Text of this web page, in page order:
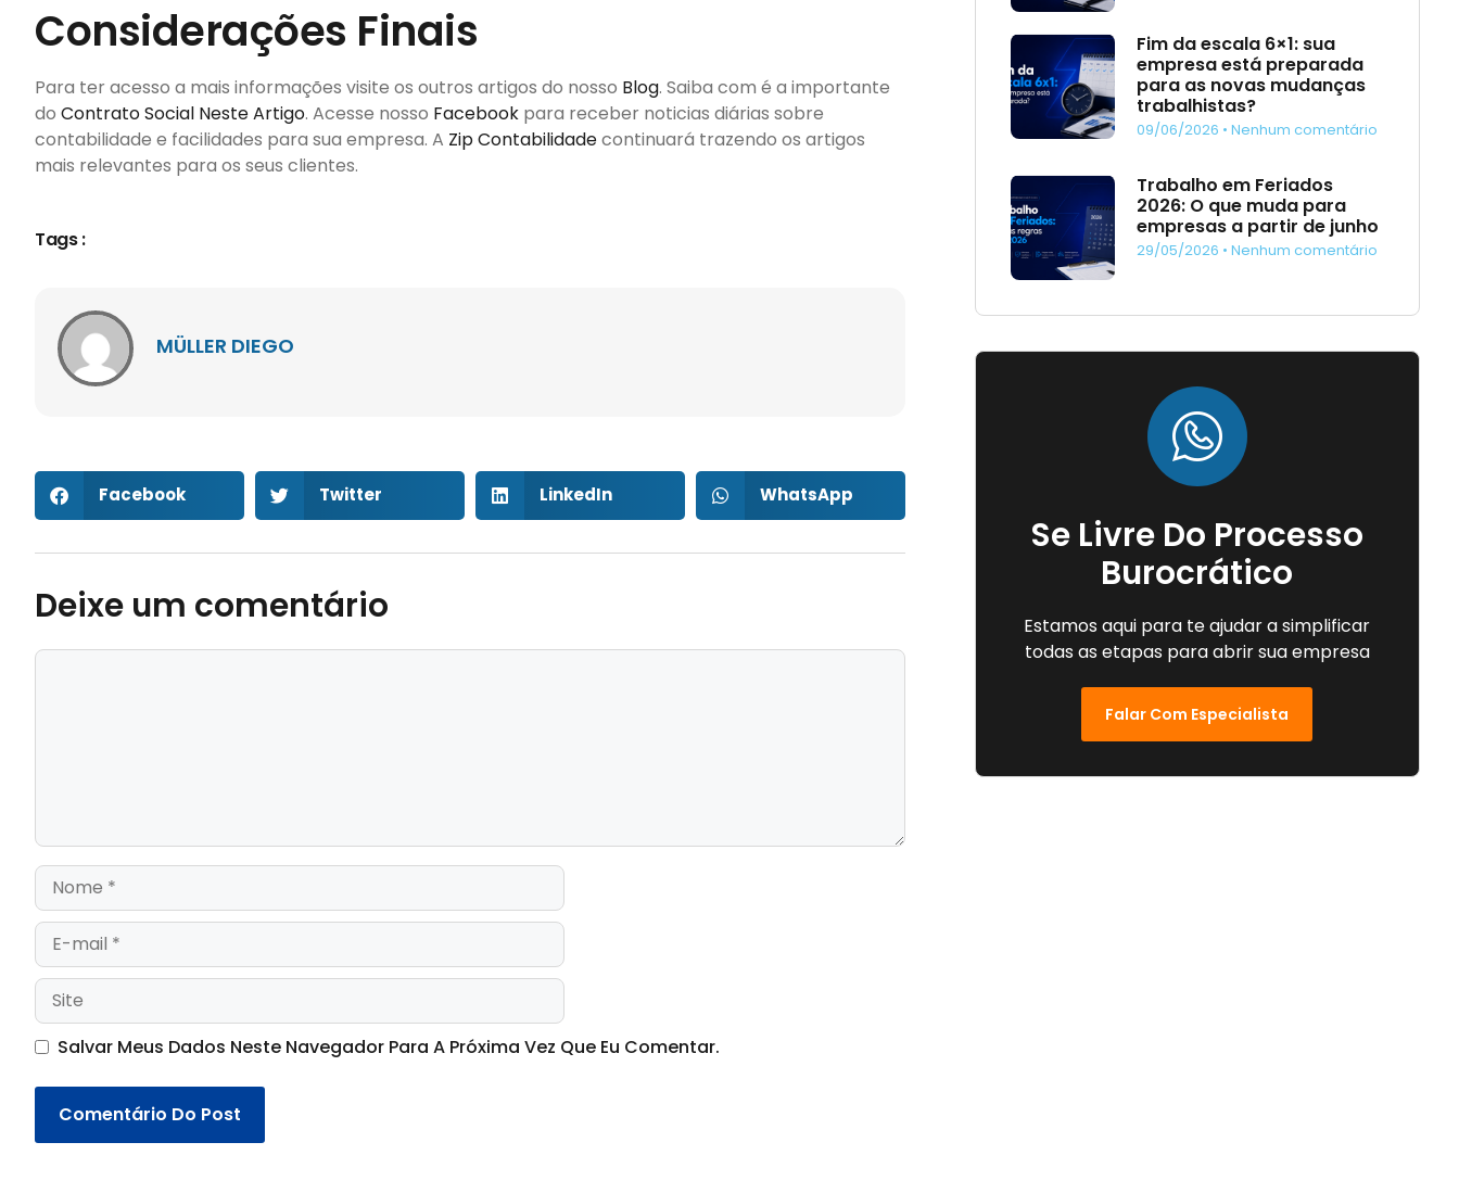
Considerações Finais
Para ter acesso a mais informações visite os outros artigos do nosso Blog. Saiba com é a importante
do Contrato Social Neste Artigo. Acesse nosso Facebook para receber noticias diárias sobre
contabilidade e facilidades para sua empresa. A Zip Contabilidadecontinuará trazendo os artigos
mais relevantes para os seus clientes.
Tags :
MÜLLER DIEGO
Facebook Twitter LinkedIn WhatsApp
Deixe um comentário
Salvar Meus Dados Neste Navegador Para A Próxima Vez Que Eu Comentar.
Fim da escala 6×1: sua
empresa está preparada
para as novas mudanças
trabalhistas?
09/06/2026 Nenhum comentário
Trabalho em Feriados
2026: O que muda para
empresas a partir de junho
29/05/2026 Nenhum comentário
Se Livre Do Processo
Burocrático
Estamos aqui para te ajudar a simplificar
todas as etapas para abrir sua empresa
Falar Com Especialista